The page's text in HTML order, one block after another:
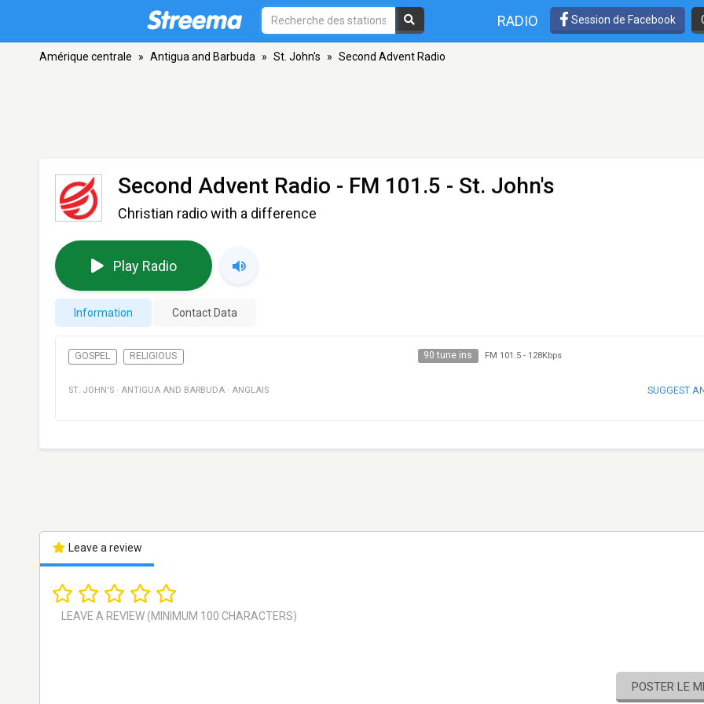
RADIO Session de Facebook
Amérique centrale » Antigua and Barbuda » St. John's » Second Advent Radio
Second Advent Radio - FM 101.5 - St. John's
Christian radio with a difference
Play Radio
Information Contact Data
GOSPEL RELIGIOUS 90 tune ins FM 101.5- 128Kbps
ST. JOHN'S · ANTIGUA AND BARBUDA · ANGLAIS SUGGEST
Leave a review
POSTER LE